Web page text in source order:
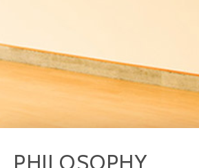
PHILOSOPHY